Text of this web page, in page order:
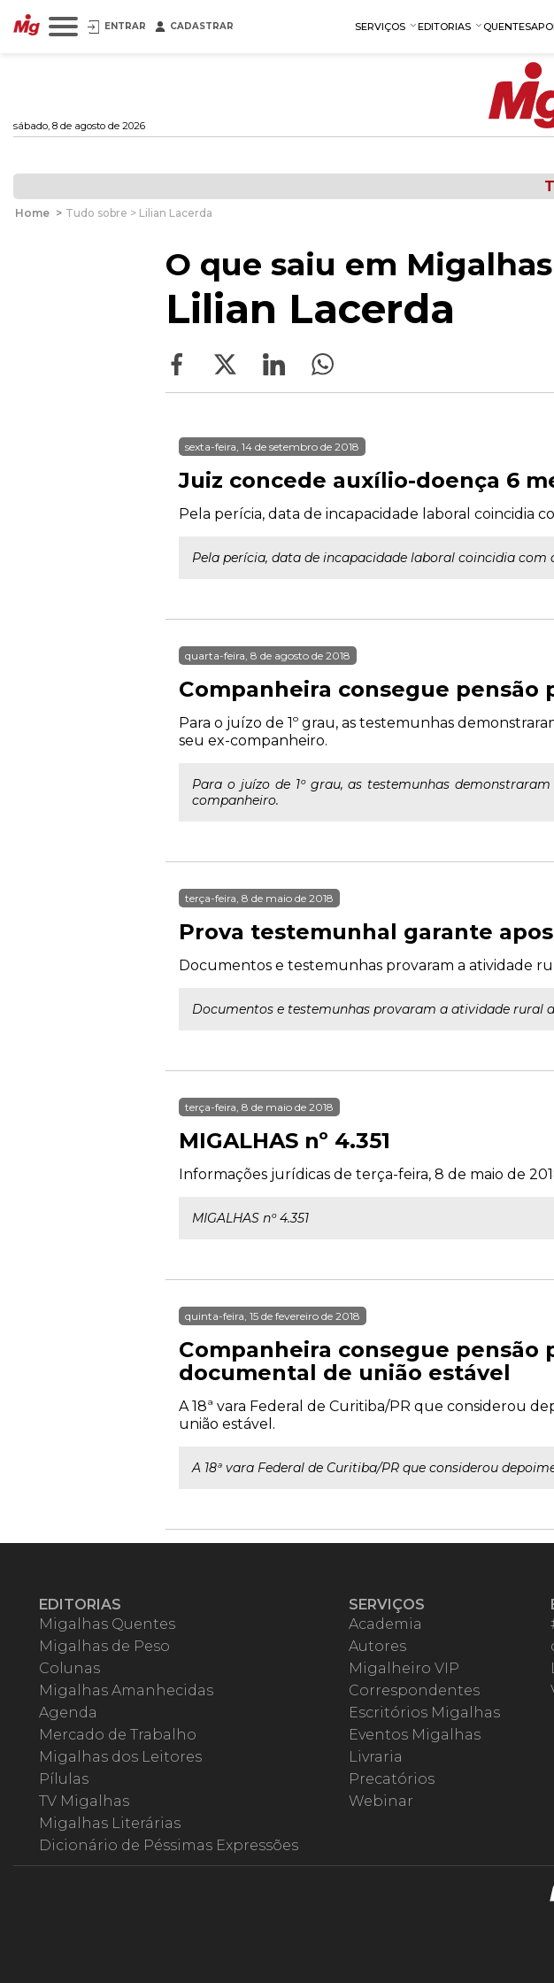
ENTRAR CADASTRAR SERVIÇOS EDITORIAS QUENTES
sábado, 8 de agosto de 2026
Home > Tudo sobre > Lilian Lacerda
O que saiu em
Lilian Lacerda
sexta-feira, 14 de setembro de 2018
Juiz concede auxílio-doença 6
Pela perícia, data de incapacidade laboral coincidia
Pela perícia, data de incapacidade laboral coincidia
quarta-feira, 8 de agosto de 2018
Companheira consegue
Para o juízo de 1º grau, as testemunhas
seu ex-companheiro.
Para o juízo de 1º grau, as testemunhas
companheiro.
terça-feira, 8 de maio de 2018
Prova testemunhal garante
Documentos e testemunhas provaram a atividade
Documentos e testemunhas provaram a atividade rural
terça-feira, 8 de maio de 2018
MIGALHAS nº 4.351
Informações jurídicas de terça-feira, 8 de maio de
MIGALHAS nº 4.351
quinta-feira, 15 de fevereiro de 2018
Companheira consegue pensão
documental de união estável
A 18ª vara Federal de Curitiba/PR que considerou
união estável.
A 18ª vara Federal de Curitiba/PR que considerou
EDITORIAS
Migalhas Quentes
Migalhas de Peso
Colunas
Migalhas Amanhecidas
Agenda
Mercado de Trabalho
Migalhas dos Leitores
Pílulas
TV Migalhas
Migalhas Literárias
Dicionário de Péssimas Expressões
SERVIÇOS
Academia
Autores
Migalheiro VIP
Correspondentes
Escritórios Migalhas
Eventos Migalhas
Livraria
Precatórios
Webinar